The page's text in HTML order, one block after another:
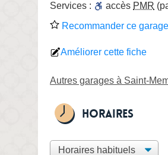
Services :
accès PMR
Recommander ce
Améliorer cette fiche
Autres garages à Saint-
Horaires